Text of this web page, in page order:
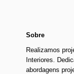
Sobre
Realizamos
Interiores.
abordagens